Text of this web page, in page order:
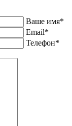
Ваше имя*
Email*
Телефон*